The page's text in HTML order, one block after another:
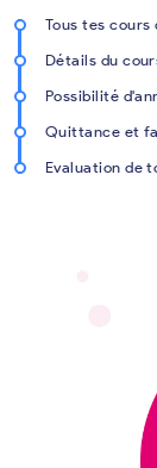
Tous tes
Détails du
Possibilité
Quittance et
Evaluation de